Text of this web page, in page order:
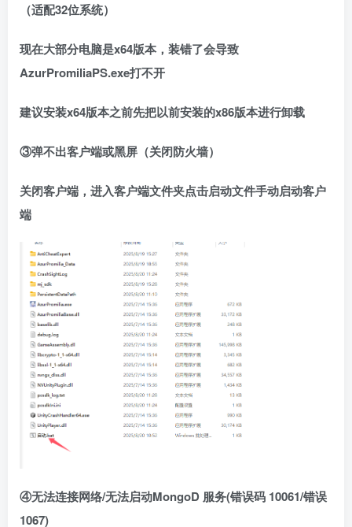
（适配32位系统）
现在大部分电脑是x64版本，装错了会导致
AzurPromiliaPS.exe打不开
建议安装x64版本之前先把以前安装的x86版本进行卸载
③弹不出客户端或黑屏（关闭防火墙）
关闭客户端，进入客户端文件夹点击启动文件手动启动客户
端
④无法连接网络/无法启动MongoD 服务(错误码 10061/错误
1067)